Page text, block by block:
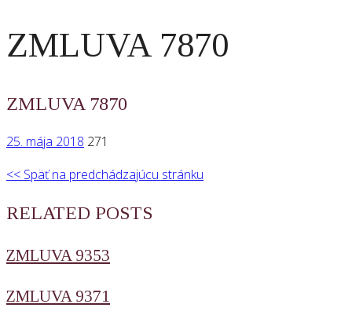
ZMLUVA 7870
ZMLUVA 7870
25. mája 2018 271
<< Späť na predchádzajúcu stránku
RELATED POSTS
ZMLUVA 9353
ZMLUVA 9371